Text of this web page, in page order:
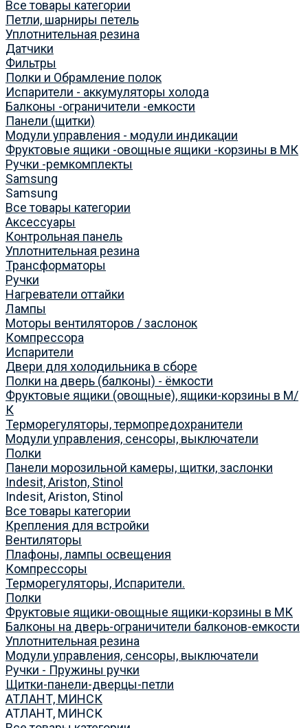
Все товары категории
Петли, шарниры петель
Уплотнительная резина
Датчики
Фильтры
Полки и Обрамление полок
Испарители - аккумуляторы холода
Балконы -ограничители -емкости
Панели (щитки)
Модули управления - модули индикации
Фруктовые ящики -овощные ящики -корзины в МК
Ручки -ремкомплекты
Samsung
Samsung
Все товары категории
Аксессуары
Контрольная панель
Уплотнительная резина
Трансформаторы
Ручки
Нагреватели оттайки
Лампы
Моторы вентиляторов / заслонок
Компрессора
Испарители
Двери для холодильника в сборе
Полки на дверь (балконы) - ёмкости
Фруктовые ящики (овощные), ящики-корзины в М/
К
Терморегуляторы, термопредохранители
Модули управления, сенсоры, выключатели
Полки
Панели морозильной камеры, щитки, заслонки
Indesit, Ariston, Stinol
Indesit, Ariston, Stinol
Все товары категории
Крепления для встройки
Вентиляторы
Плафоны, лампы освещения
Компрессоры
Терморегуляторы, Испарители.
Полки
Фруктовые ящики-овощные ящики-корзины в МК
Балконы на дверь-ограничители балконов-емкости
Уплотнительная резина
Модули управления, сенсоры, выключатели
Ручки - Пружины ручки
Щитки-панели-дверцы-петли
АТЛАНТ, МИНСК
АТЛАНТ, МИНСК